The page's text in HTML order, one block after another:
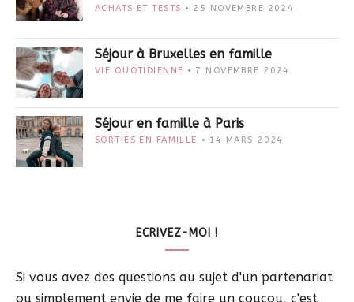
ACHATS ET TESTS 25 NOVEMBRE 2024
Séjour à Bruxelles en famille
VIE QUOTIDIENNE 7 NOVEMBRE 2024
Séjour en famille à Paris
SORTIES EN FAMILLE 14 MARS 2024
ECRIVEZ-MOI !
Si vous avez des questions au sujet d'un partenariat
ou simplement envie de me faire un coucou, c'est